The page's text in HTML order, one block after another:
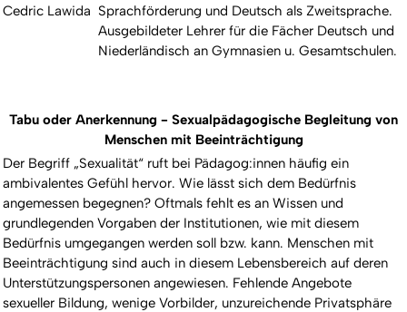
Cedric Lawida Sprachförderung und Deutsch als Zweitsprache.
Ausgebildeter Lehrer für die Fächer Deutsch und
Niederländisch an Gymnasien u. Gesamtschulen.
Tabu oder Anerkennung - Sexualpädagogische Begleitung von
Menschen mit Beeinträchtigung
Der Begriff „Sexualität“ ruft bei Pädagog:innen häufig ein
ambivalentes Gefühl hervor. Wie lässt sich dem Bedürfnis
angemessen begegnen? Oftmals fehlt es an Wissen und
grundlegenden Vorgaben der Institutionen, wie mit diesem
Bedürfnis umgegangen werden soll bzw. kann. Menschen mit
Beeinträchtigung sind auch in diesem Lebensbereich auf deren
Unterstützungspersonen angewiesen. Fehlende Angebote
sexueller Bildung, wenige Vorbilder, unzureichende Privatsphäre